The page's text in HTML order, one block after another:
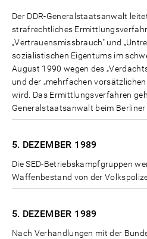
Der DDR-Generalstaatsanwalt
strafrechtliches
„Vertrauensmissbrauch" und
sozialistischen Eigentums im
August 1990 wegen des
und der „mehrfachen
wird. Das Ermittlungsverfahren
Generalstaatsanwalt beim
5. DEZEMBER 1989
Die SED-Betriebskampfgruppen
Waffenbestand von der
5. DEZEMBER 1989
Nach Verhandlungen mit der